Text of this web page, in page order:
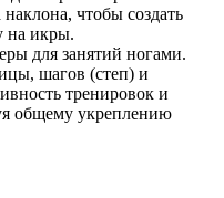
чтобы создать
на икры.
для занятий ногами.
шагов (степ) и
тренировок и
общему укреплению